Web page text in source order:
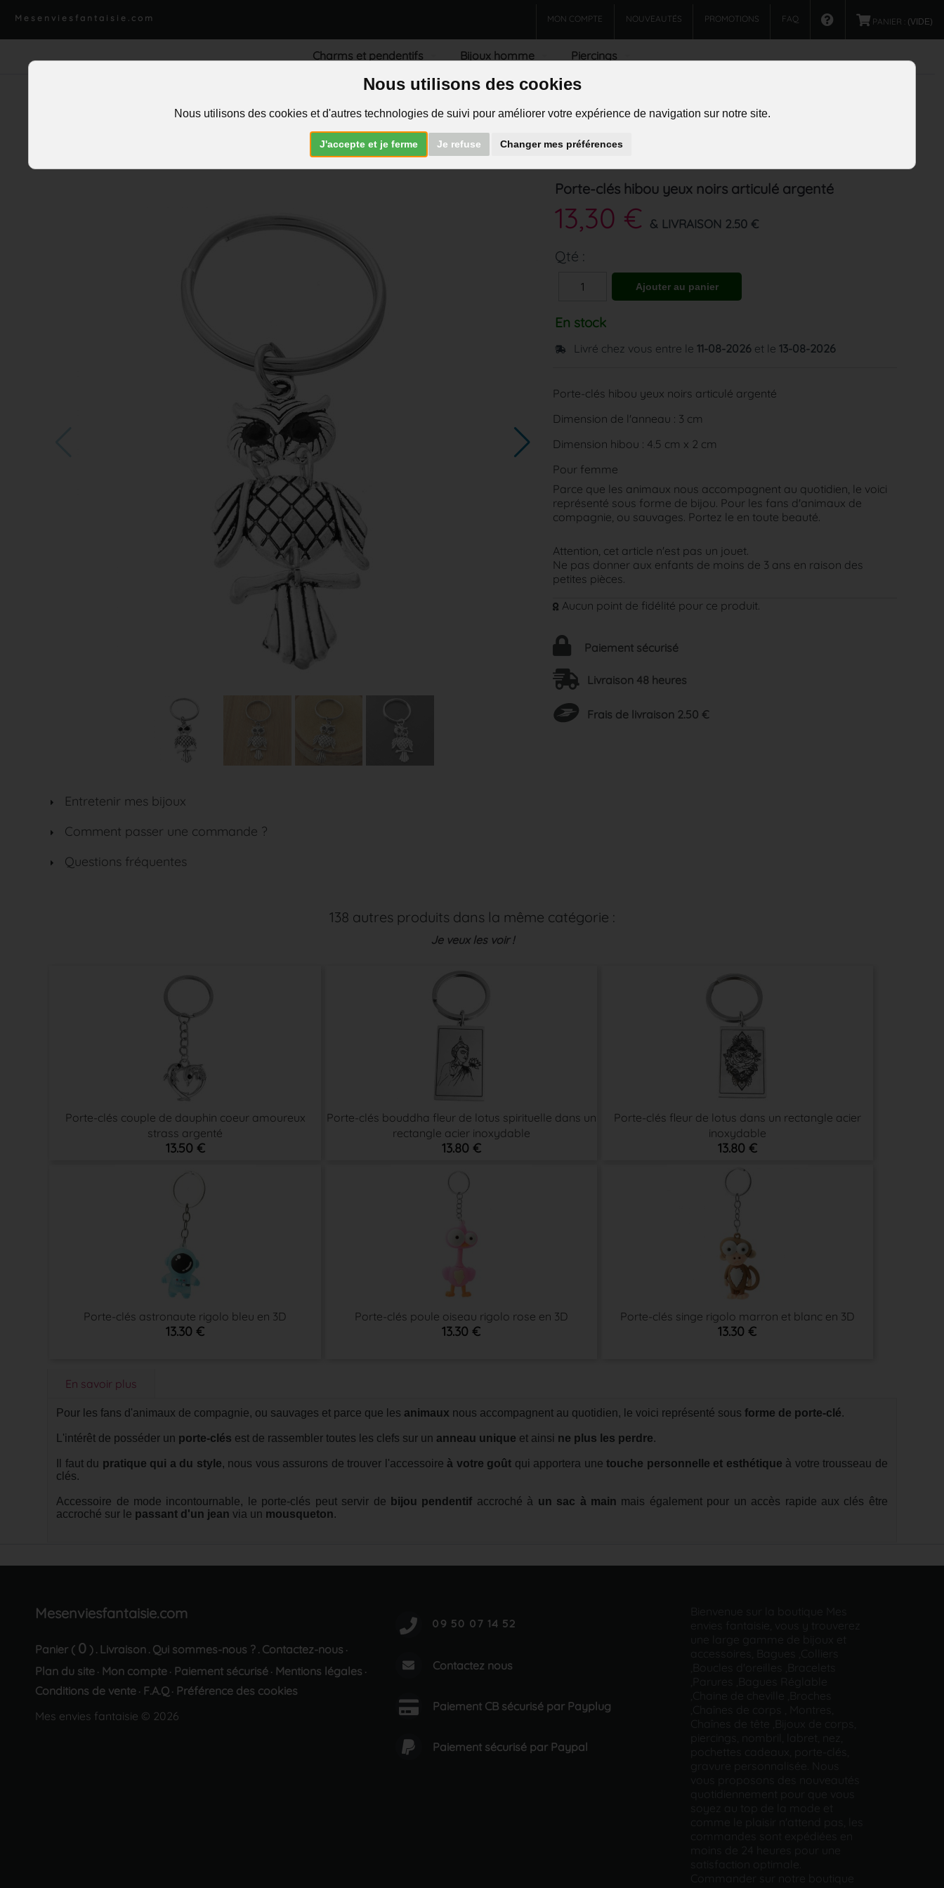
Nous utilisons des cookies
Nous utilisons des cookies et d'autres technologies de suivi pour améliorer votre expérience de navigation sur notre site.
J'accepte et je ferme Je refuse Changer mes préférences
Mesenviesfantaisie.com MON COMPTE NOUVEAUTÉS PROMOTIONS FAQ PANIER : (VIDE)
Charms et pendentifs Bijoux homme Piercings
> Porte-clés
Entretenir mes bijoux
Comment passer une commande ?
Questions fréquentes
Porte-clés hibou yeux noirs articulé argenté
13,30 € & LIVRAISON 2.50 €
Qté :
En stock
Livré chez vous entre le11-08-2026 et le13-08-2026
Porte-clés hibou yeux noirs articulé argenté
Dimension de l'anneau : 3 cm
Dimension hibou : 4.5 cm x 2 cm
Pour femme
Parce que les animaux nous accompagnent au quotidien, le voici
représenté sous forme de bijou. Pour les fans d'animaux de
compagnie, ou sauvages. Portez le en toute beauté.
Attention, cet article n'est pas un jouet.
Ne pas donner aux enfants de moins de 3 ans en raison des
petites pièces.
Aucun point de fidélité pour ce produit.
Paiement sécurisé
Livraison 48 heures
Frais de livraison 2.50 €
138 autres produits dans la même catégorie :
Je veux les voir !
Porte-clés couple de dauphin coeur amoureux
strass argenté
13.50 €
Porte-clés bouddha fleur de lotus spirituelle dans un
rectangle acier inoxydable
13.80 €
Porte-clés fleur de lotus dans un rectangle acier
inoxydable
13.80 €
Porte-clés astronaute rigolo bleu en 3D
13.30 €
Porte-clés poule oiseau rigolo rose en 3D
13.30 €
Porte-clés singe rigolo marron et blanc en 3D
13.30 €
En savoir plus
Pour les fans d'animaux de compagnie, ou sauvages et parce que les animaux nous accompagnent au quotidien, le voici représenté sousforme de porte-clé.
L'intérêt de posséder un porte-clés est de rassembler toutes les clefs sur un anneau unique et ainsi ne plus les perdre.
Il faut du pratique qui a du style, nous vous assurons de trouver l'accessoire à votre goût qui apportera unetouche personnelle et esthétique à votre trousseau de
clés.
Accessoire de mode incontournable, le porte-clés peut servir de bijou pendentif accroché à un sac à main mais également pour un accès rapide aux clés être
accroché sur le passant d'un jean via un mousqueton.
Mesenviesfantaisie.com
Panier ( 0 ) . Livraison . Qui sommes-nous ? . Contactez-nous ·
Plan du site · Mon compte · Paiement sécurisé · Mentions légales ·
Conditions de vente · F.A.Q · Préférence des cookies
Mes envies fantaisie © 2026
Contactez nous
Paiement CB sécurisé par Payplug
Paiement sécurisé par Paypal